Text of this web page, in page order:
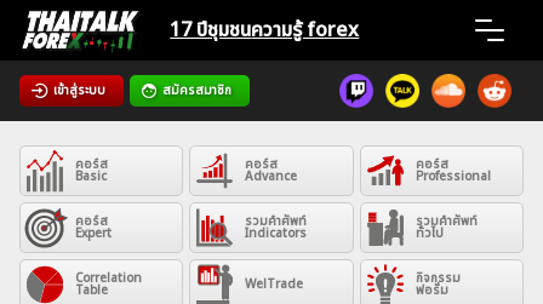
Skip
content
17 ปีชุมชนความรู้ forex
เข้าสู่ระบบ สมัครสมาชิก
Home
News
Articles
คอร์ส
Basic
คอร์ส
Advance
คอร์ส
Professional
คอร์ส
Expert
รวมคำศัพท์
Indicators
รวมคำศัพท์
ทั่วไป
Correlation
Table WelTrade กิจกรรม
ฟอรั่ม